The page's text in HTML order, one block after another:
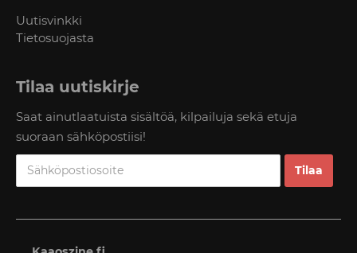
Uutisvinkki
Tietosuojasta
Tilaa uutiskirje
Saat ainutlaatuista sisältöä, kilpailuja sekä etuja
suoraan sähköpostiisi!